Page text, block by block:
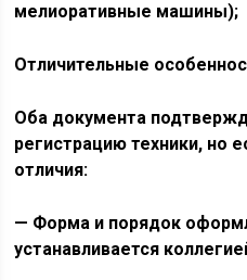
мелиоративные машины);
Отличительные
Оба документа
регистрацию техники, но
отличия:
— Форма и порядок
устанавливается